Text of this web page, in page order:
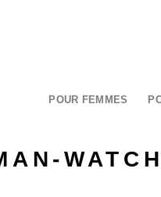
POUR FEMMES